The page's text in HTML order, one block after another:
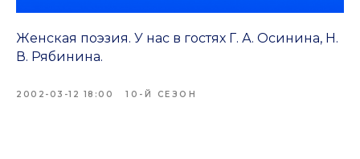
Женская поэзия. У нас в гостях Г. А. Осинина, Н.
В. Рябинина.
2002-03-12 18:00 10-Й СЕЗОН